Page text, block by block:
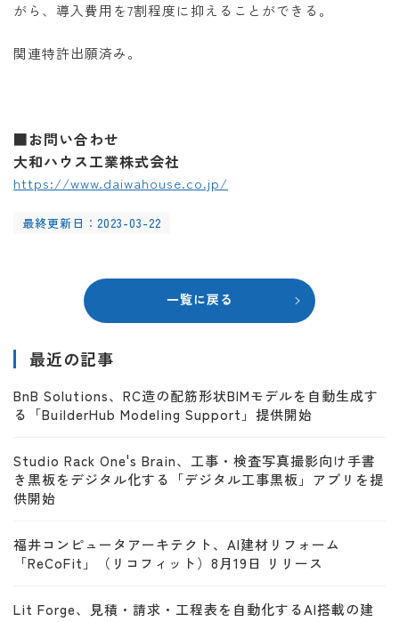
がら、導入費用を7割程度に抑えることができる。
関連特許出願済み。
■お問い合わせ
大和ハウス工業株式会社
https://www.daiwahouse.co.jp/
最終更新日：2023-03-22
一覧に戻る
最近の記事
BnB Solutions、RC造の配筋形状BIMモデルを自動生成す
る「BuilderHub Modeling Support」提供開始
Studio Rack One's Brain、工事・検査写真撮影向け手書
き黒板をデジタル化する「デジタル工事黒板」アプリを提
供開始
福井コンピュータアーキテクト、AI建材リフォーム
「ReCoFit」（リコフィット）8月19日 リリース
Lit Forge、見積・請求・工程表を自動化するAI搭載の建